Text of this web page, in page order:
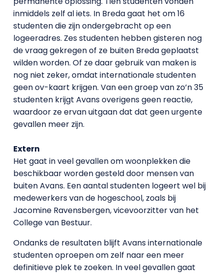
inmiddels zelf al iets. In Breda gaat het om 16
studenten die zijn ondergebracht op een
logeeradres. Zes studenten hebben gisteren nog
de vraag gekregen of ze buiten Breda geplaatst
wilden worden. Of ze daar gebruik van maken is
nog niet zeker, omdat internationale studenten
geen ov-kaart krijgen. Van een groep van zo’n 35
studenten krijgt Avans overigens geen reactie,
waardoor ze ervan uitgaan dat dat geen urgente
gevallen meer zijn.
Extern
Het gaat in veel gevallen om woonplekken die
beschikbaar worden gesteld door mensen van
buiten Avans. Een aantal studenten logeert wel bij
medewerkers van de hogeschool, zoals bij
Jacomine Ravensbergen, vicevoorzitter van het
College van Bestuur.
Ondanks de resultaten blijft Avans internationale
studenten oproepen om zelf naar een meer
definitieve plek te zoeken. In veel gevallen gaat